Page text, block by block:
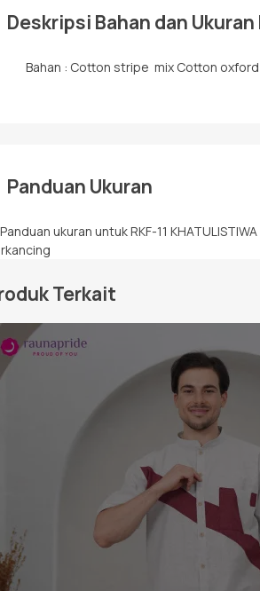
Deskripsi Bahan dan
Bahan : Cotton stripe mix Cotton oxford
Panduan Ukuran
Terkait